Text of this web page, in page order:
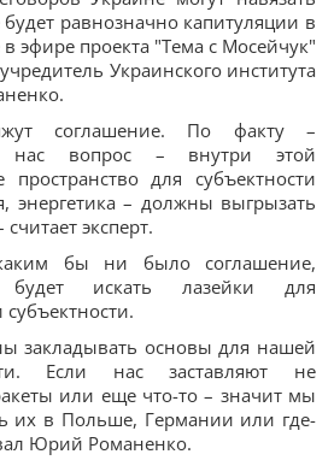
равнозначно капитуляции в
эфире проекта "Тема с Мосейчук"
Украинского института
соглашение. По факту –
нас вопрос – внутри этой
пространство для субъектности
энергетика – должны выгрызать
эксперт.
бы ни было соглашение,
искать лазейки для
закладывать основы для нашей
Если нас заставляют не
или еще что-то – значит мы
их в Польше, Германии или где-
Юрий Романенко.